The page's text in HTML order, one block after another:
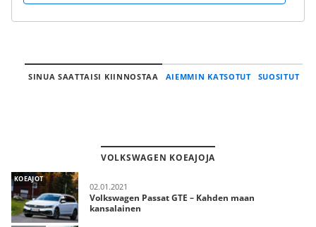
SINUA SAATTAISI KIINNOSTAA AIEMMIN KATSOTUT SUOSITUT
VOLKSWAGEN KOEAJOJA
KOEAJOT
02.01.2021
Volkswagen Passat GTE – Kahden maan
kansalainen